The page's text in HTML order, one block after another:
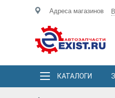
Адреса магазинов
КАТАЛОГИ